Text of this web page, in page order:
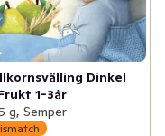
Dinkel
1-3år
g, Semper